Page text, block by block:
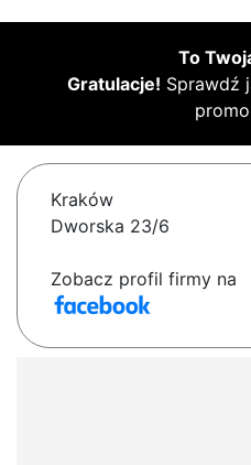
To
Gratulacje! Sprawdź
Kraków
Dworska 23/6
Zobacz profil firmy na